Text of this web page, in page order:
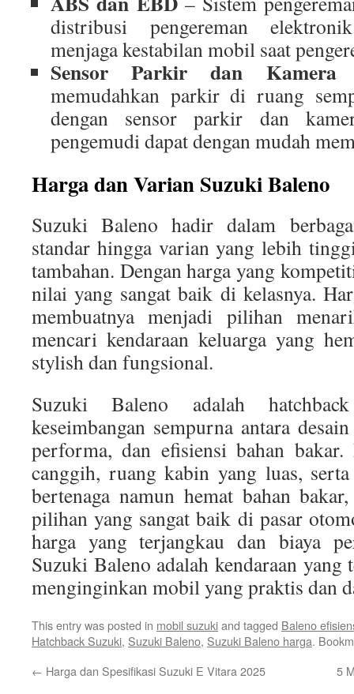
distribusi pengereman
menjaga kestabilan mobil saat
Sensor Parkir dan Kamera
memudahkan parkir di ruang
dengan sensor parkir dan
pengemudi dapat dengan mudah
Harga dan Varian Suzuki Baleno
Suzuki Baleno hadir dalam
standar hingga varian yang lebih
tambahan. Dengan harga yang
nilai yang sangat baik di kelasnya.
membuatnya menjadi pilihan
mencari kendaraan keluarga yang
stylish dan fungsional.
Suzuki Baleno adalah
keseimbangan sempurna antara
performa, dan efisiensi bahan
canggih, ruang kabin yang luas,
bertenaga namun hemat bahan
pilihan yang sangat baik di pasar
harga yang terjangkau dan biaya
Suzuki Baleno adalah kendaraan yang
menginginkan mobil yang praktis dan
This entry was posted in mobil suzukiand tagged Baleno
Hatchback Suzuki, Suzuki Baleno, Suzuki Baleno harga.
← Harga dan Spesifikasi Suzuki E Vitara 2025 5